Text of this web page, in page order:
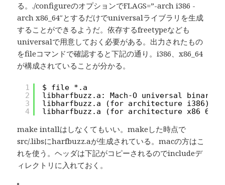
る。./configureのオプションでFLAGS=”-arch i386 -
arch x86_64″とするだけでuniversalライブラリを生成
することができるようだ。依存するfreetypeなども
universalで用意しておく必要がある。出力されたもの
をfileコマンドで確認すると下記の通り。i386、x86_64
が構成されていることが分かる。
1
2
3
4
$ file *.a
libharfbuzz.a: Mach-O universal binary
libharfbuzz.a (for architecture i386):
libharfbuzz.a (for architecture
make intallはしなくてもいい。makeした時点で
src/.libsにharfbuzz.aが生成されている。macの方はこ
れを使う。ヘッダは下記がコピーされるのでincludeデ
ィレクトリに入れておく。